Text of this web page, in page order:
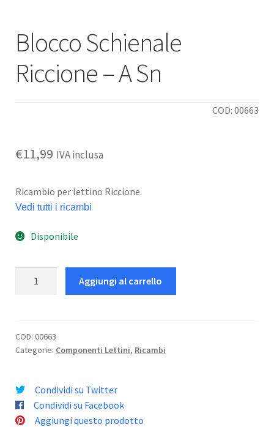
Blocco Schienale
Riccione – A Sn
COD: 00663
€11,99 IVA inclusa
Ricambio per lettino Riccione.
Vedi tutti i ricambi
Disponibile
A
Sn
Aggiungi al carrello
COD: 00663
Categorie: Componenti Lettini, Ricambi
Condividi su Twitter
Condividi su Facebook
Aggiungi questo prodotto